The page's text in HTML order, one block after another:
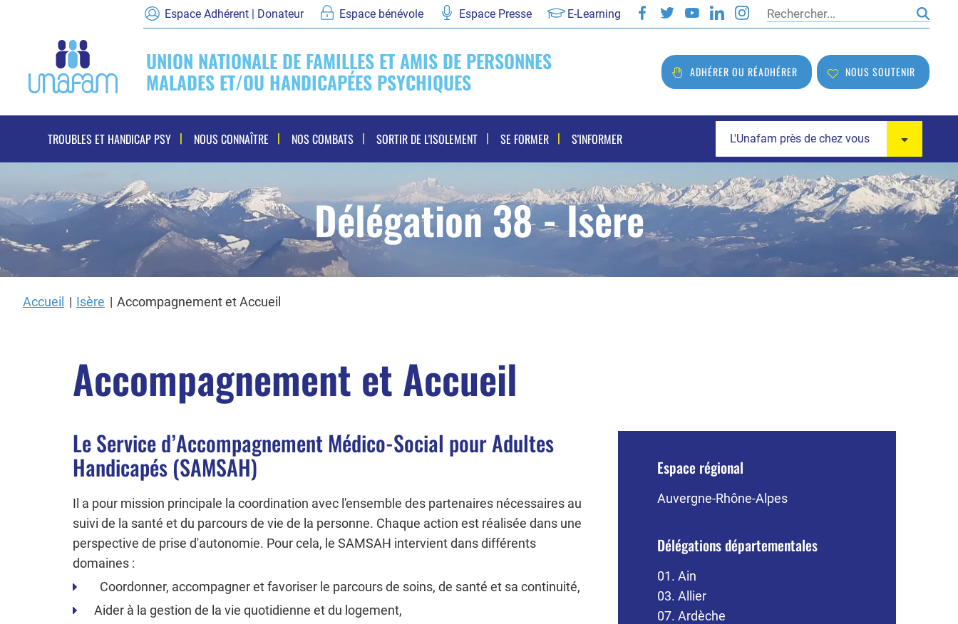
Espace Adhérent | Donateur Espace bénévole Espace Presse E-Learning Rechercher
UNION NATIONALE DE FAMILLES ET AMIS DE PERSONNES
MALADES ET/OU HANDICAPÉES PSYCHIQUES ADHÉRER OU RÉADHÉRER NOUS SOUTENIR
Navigation
principale
TROUBLES ET HANDICAP PSY NOUS CONNAÎTRE NOS COMBATS SORTIR DE L'ISOLEMENT SE FORMER S'INFORMER L'Unafam près de chez vous
Délégation 38 - Isère
Accueil Isère Accompagnement et Accueil
Accompagnement et Accueil
Le Service d’Accompagnement Médico-Social pour Adultes
Handicapés (SAMSAH)
Il a pour mission principale la coordination avec l'ensemble des partenaires nécessaires au
suivi de la santé et du parcours de vie de la personne. Chaque action est réalisée dans une
perspective de prise d'autonomie. Pour cela, le SAMSAH intervient dans différents
domaines :
Coordonner, accompagner et favoriser le parcours de soins, de santé et sa continuité,
Aider à la gestion de la vie quotidienne et du logement,
Espace régional
Auvergne-Rhône-Alpes
Délégations départementales
01. Ain
03. Allier
07. Ardèche